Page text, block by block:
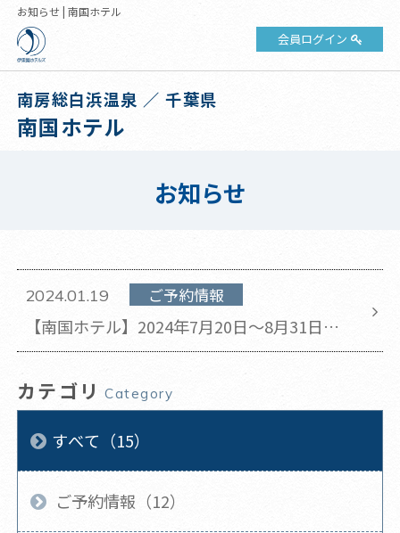
お知らせ | 南国ホテル
会員ログイン
南房総白浜温泉 ／ 千葉県
南国ホテル
お知らせ
2024.01.19 ご予約情報
【南国ホテル】2024年7月20日～8月31日の
チェックアウト時間が11時から10時に変更と
カテゴリ Category
すべて（15）
ご予約情報（12）